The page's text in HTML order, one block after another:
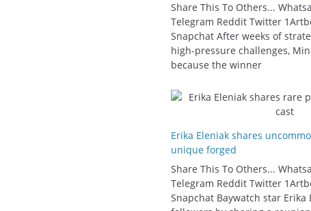
Share This To Others...
Telegram Reddit Twitter
Snapchat After weeks of
high-pressure challenges,
because the winner
Erika Eleniak shares
unique forged
Share This To Others...
Telegram Reddit Twitter
Snapchat Baywatch star Erika